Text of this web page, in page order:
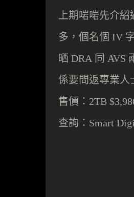
上期啱啱先介紹
多 ， 個名個 IV
晒 DRA 同 AVS
係要問返專業人
售價： 2TB
查詢： Smart